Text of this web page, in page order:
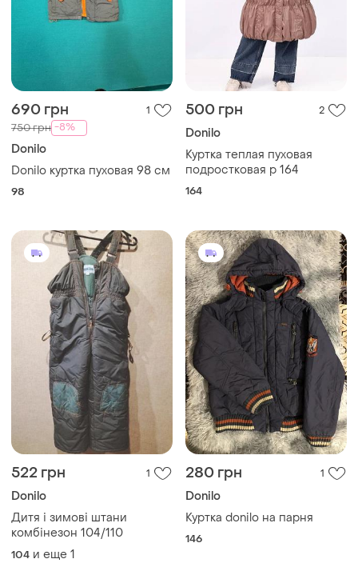
690 грн 1
750 грн -8%
Donilo
Donilo куртка пуховая 98 см
98
500 грн 2
Donilo
Куртка теплая пуховая
подростковая р 164
164
522 грн 1
Donilo
Дитя і зимові штани
комбінезон 104/110
104 и еще 1
280 грн 1
Donilo
Куртка donilo на парня
146